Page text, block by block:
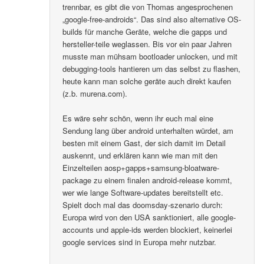
trennbar, es gibt die von Thomas angesprochenen
„google-free-androids“. Das sind also alternative OS-
builds für manche Geräte, welche die gapps und
hersteller-teile weglassen. Bis vor ein paar Jahren
musste man mühsam bootloader unlocken, und mit
debugging-tools hantieren um das selbst zu flashen,
heute kann man solche geräte auch direkt kaufen
(z.b. murena.com).
Es wäre sehr schön, wenn ihr euch mal eine
Sendung lang über android unterhalten würdet, am
besten mit einem Gast, der sich damit im Detail
auskennt, und erklären kann wie man mit den
Einzelteilen aosp+gapps+samsung-bloatware-
package zu einem finalen android-release kommt,
wer wie lange Software-updates bereitstellt etc.
Spielt doch mal das doomsday-szenario durch:
Europa wird von den USA sanktioniert, alle google-
accounts und apple-ids werden blockiert, keinerlei
google services sind in Europa mehr nutzbar.